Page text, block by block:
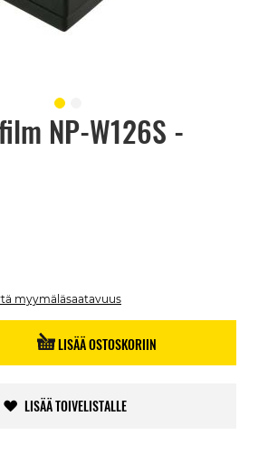
NP-W126S -
myymäläsaatavuus
LISÄÄ OSTOSKORIIN
LISÄÄ TOIVELISTALLE